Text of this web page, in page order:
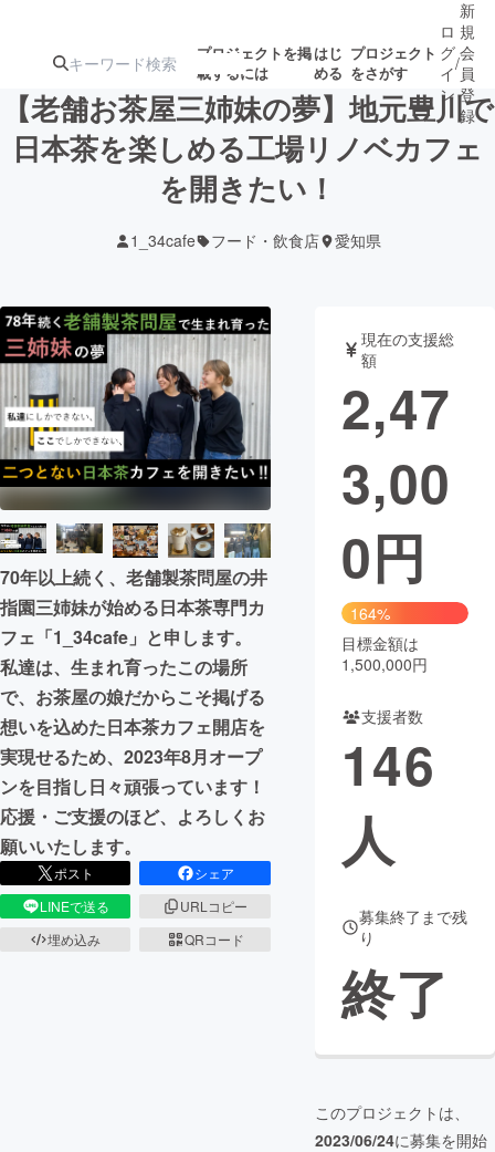
プロジェクトを掲
載するには
はじ
める
プロジェクト
をさがす
注目の新着プロ
ジェクト
募集終了が近いプ
テクノロジー・ガジェット
映像・映画 書籍・雑誌
ビジネス・起業 チャレンジ
まちづくり・地域活性化
CAMPFIRE for Social Good
CAMPFIRE Creation
CAMPFIREふるさと納税
コミュニティ
ロ
グ
イ
ン
/
新
規
会
員
登
録
【老舗お茶屋三姉妹の夢】地元豊川で
日本茶を楽しめる工場リノベカフェ
を開きたい！
1_34cafe フード・飲食店 愛知県
70年以上続く、老舗製茶問屋の井
指園三姉妹が始める日本茶専門カ
フェ「1_34cafe」と申します。
私達は、生まれ育ったこの場所
で、お茶屋の娘だからこそ掲げる
想いを込めた日本茶カフェ開店を
実現せるため、2023年8月オープ
ンを目指し日々頑張っています！
応援・ご支援のほど、よろしくお
願いいたします。
ポスト
シェア
LINEで送る
URLコピー
埋め込み
QRコード
現在の支援総
額
2,47
3,00
0円
164%
目標金額は
1,500,000円
支援者数
146
人
募集終了まで残
り
終了
このプロジェクトは、
2023/06/24に募集を開始